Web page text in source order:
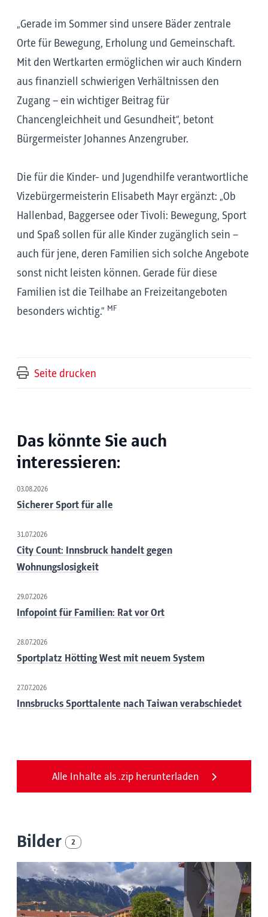
„Gerade im Sommer sind unsere Bäder zentrale
Orte für Bewegung, Erholung und Gemeinschaft.
Mit den Wertkarten ermöglichen wir auch Kindern
aus finanziell schwierigen Verhältnissen den
Zugang – ein wichtiger Beitrag für
Chancengleichheit und Gesundheit“, betont
Bürgermeister Johannes Anzengruber.
Die für die Kinder- und Jugendhilfe verantwortliche
Vizebürgermeisterin Elisabeth Mayr ergänzt: „Ob
Hallenbad, Baggersee oder Tivoli: Bewegung, Sport
und Spaß sollen für alle Kinder zugänglich sein –
auch für jene, deren Familien sich solche Angebote
sonst nicht leisten können. Gerade für diese
Familien ist die Teilhabe an Freizeitangeboten
besonders wichtig.“ MF
Seite drucken
Das könnte Sie auch
interessieren:
03.08.2026
Sicherer Sport für alle
31.07.2026
City Count: Innsbruck handelt gegen
Wohnungslosigkeit
29.07.2026
Infopoint für Familien: Rat vor Ort
28.07.2026
Sportplatz Hötting West mit neuem System
27.07.2026
Innsbrucks Sporttalente nach Taiwan verabschiedet
Alle Inhalte als .zip herunterladen
Bilder 2